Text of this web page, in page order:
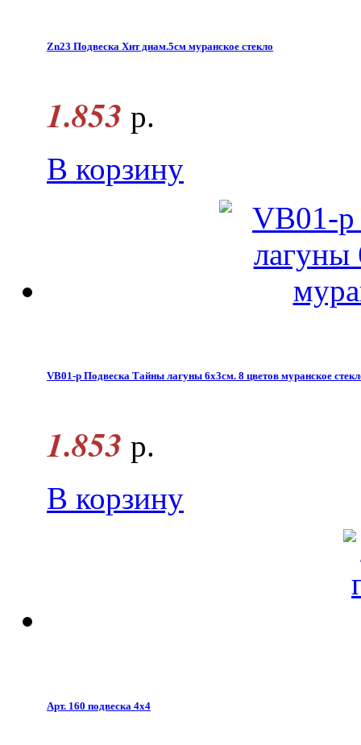
Zn23 Подвеска Хит диам.5см муранское стекло
1.853 р.
В корзину
VB01-p Подвеска Тайны лагуны 6х3см. 8 цветов муранское
1.853 р.
В корзину
Арт. 160 подвеска 4х4